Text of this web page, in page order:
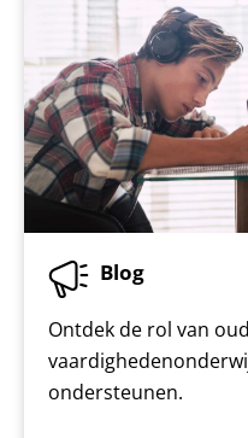
Blog
Ontdek de rol van
ondersteunen.